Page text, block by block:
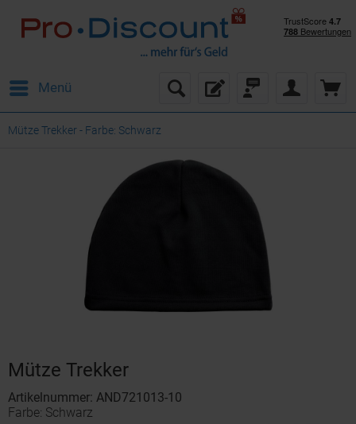
Menü
Mütze Trekker - Farbe: Schwarz
Mütze Trekker
Artikelnummer: AND721013-10
Farbe: Schwarz